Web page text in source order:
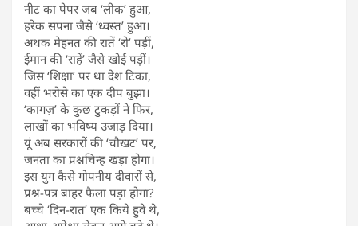
नीट का पेपर जब ‘लीक’ हुआ,
हरेक सपना जैसे ‘ध्वस्त’ हुआ।
अथक मेहनत की रातें ‘रो’ पड़ीं,
ईमान की ‘राहें’ जैसे खोई पड़ीं।
जिस ‘शिक्षा’ पर था देश टिका,
वहीं भरोसे का एक दीप बुझा।
‘कागज़’ के कुछ टुकड़ों ने फिर,
लाखों का भविष्य उजाड़ दिया।
यूं अब सरकारों की ‘चौखट’ पर,
जनता का प्रश्नचिन्ह खड़ा होगा।
इस युग कैसे गोपनीय दीवारों से,
प्रश्न-पत्र बाहर फैला पड़ा होगा?
बच्चे ‘दिन-रात’ एक किये हुवे थे,